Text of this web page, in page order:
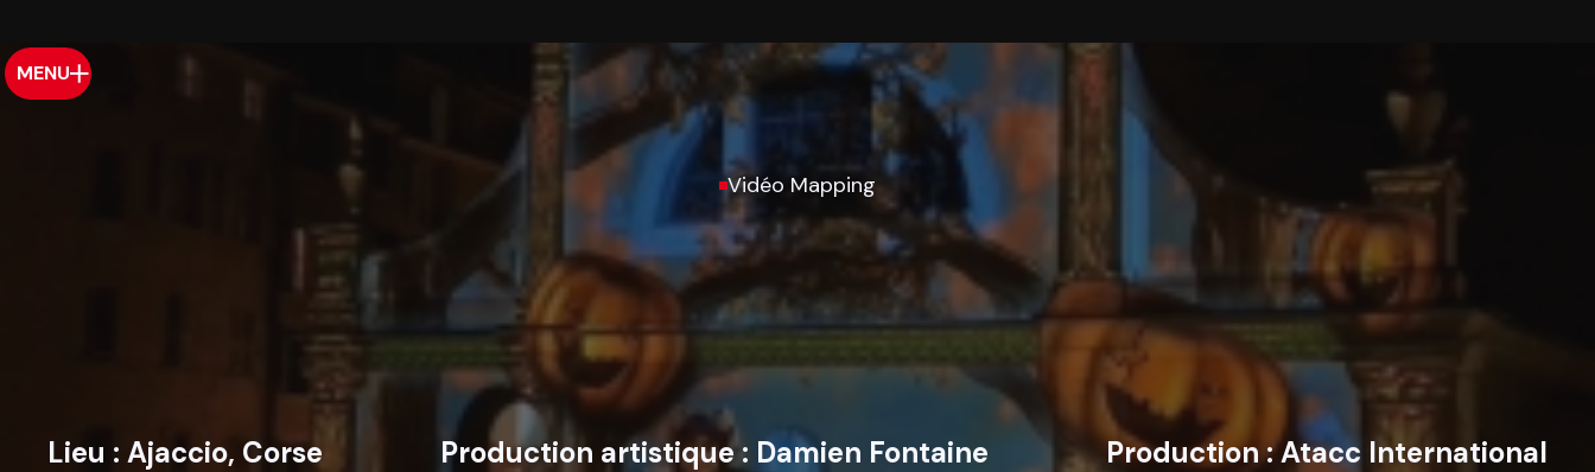
MENU
Vidéo Mapping
Lieu : Ajaccio, Corse Production artistique : Damien Fontaine Production :Atacc International